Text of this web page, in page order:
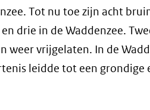
Tot nu toe zijn acht
drie in de Waddenzee.
weer vrijgelaten. In de
leidde tot een grondige